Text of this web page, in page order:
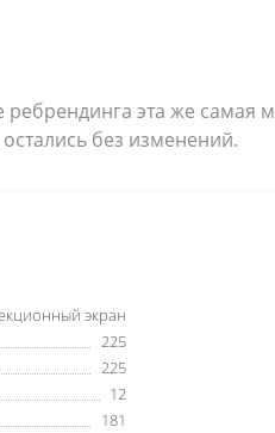
эта же самая
без изменений.
экран
225
225
12
181